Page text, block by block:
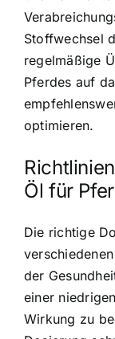
Stoffwechsel
regelmäßige
Pferdes auf
optimieren.
Öl für
Die richtige
der
einer
Wirkung zu